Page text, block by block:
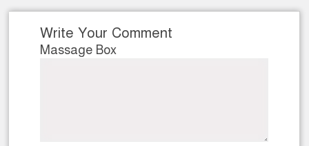
Write Your Comment
Massage Box